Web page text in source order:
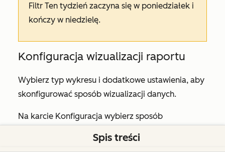
Filtr Ten tydzień zaczyna się w poniedziałek i
kończy w niedzielę.
Konfiguracja wizualizacji raportu
Wybierz typ wykresu i dodatkowe ustawienia, aby
skonfigurować sposób wizualizacji danych.
Na karcie Konfiguracja wybierz sposób
Dowiedz się więcej otypach wykresów HubSpot
Spis treści